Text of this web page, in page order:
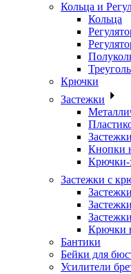
Кольца и
Кольца
Крючки
Застежки
Кнопки
Крючки-
Застежки с
Крючки
Бантики
Бейки для
Усилители